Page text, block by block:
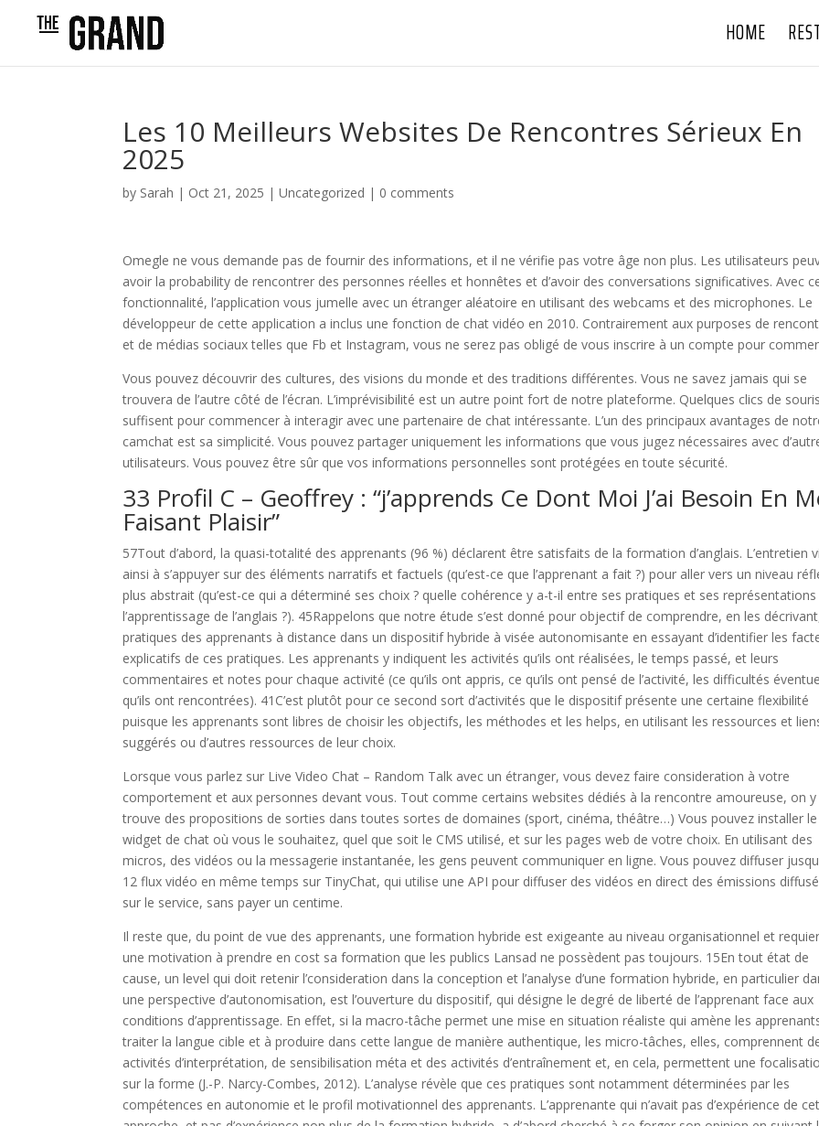
HOME
Les 10 Meilleurs Websites De Rencontres Sérieux En
2025
by Sarah | Oct 21, 2025 |Uncategorized | 0 comments
Omegle ne vous demande pas de fournir des informations, et il ne vérifie pas votre âge non plus. Les utilisateurs
avoir la probability de rencontrer des personnes réelles et honnêtes et d’avoir des conversations significatives. Avec
fonctionnalité, l’application vous jumelle avec un étranger aléatoire en utilisant des webcams et des microphones. Le
développeur de cette application a inclus une fonction de chat vidéo en 2010. Contrairement aux purposes de
et de médias sociaux telles que Fb et Instagram, vous ne serez pas obligé de vous inscrire à un compte pour
Vous pouvez découvrir des cultures, des visions du monde et des traditions différentes. Vous ne savez jamais qui se
trouvera de l’autre côté de l’écran. L’imprévisibilité est un autre point fort de notre plateforme. Quelques clics de souris
suffisent pour commencer à interagir avec une partenaire de chat intéressante. L’un des principaux avantages de
camchat est sa simplicité. Vous pouvez partager uniquement les informations que vous jugez nécessaires avec
utilisateurs. Vous pouvez être sûr que vos informations personnelles sont protégées en toute sécurité.
33 Profil C – Geoffrey : “j’apprends Ce Dont Moi J’ai Besoin En
Faisant Plaisir”
57Tout d’abord, la quasi-totalité des apprenants (96 %) déclarent être satisfaits de la formation d’anglais. L’entretien
ainsi à s’appuyer sur des éléments narratifs et factuels (qu’est-ce que l’apprenant a fait ?) pour aller vers un niveau
plus abstrait (qu’est-ce qui a déterminé ses choix ? quelle cohérence y a-t-il entre ses pratiques et ses
l’apprentissage de l’anglais ?). 45Rappelons que notre étude s’est donné pour objectif de comprendre, en les
pratiques des apprenants à distance dans un dispositif hybride à visée autonomisante en essayant d’identifier les
explicatifs de ces pratiques. Les apprenants y indiquent les activités qu’ils ont réalisées, le temps passé, et leurs
commentaires et notes pour chaque activité (ce qu’ils ont appris, ce qu’ils ont pensé de l’activité, les difficultés
qu’ils ont rencontrées). 41C’est plutôt pour ce second sort d’activités que le dispositif présente une certaine flexibilité
puisque les apprenants sont libres de choisir les objectifs, les méthodes et les helps, en utilisant les ressources et
suggérés ou d’autres ressources de leur choix.
Lorsque vous parlez sur Live Video Chat – Random Talk avec un étranger, vous devez faire consideration à votre
comportement et aux personnes devant vous. Tout comme certains websites dédiés à la rencontre amoureuse, on y
trouve des propositions de sorties dans toutes sortes de domaines (sport, cinéma, théâtre…) Vous pouvez installer le
widget de chat où vous le souhaitez, quel que soit le CMS utilisé, et sur les pages web de votre choix. En utilisant des
micros, des vidéos ou la messagerie instantanée, les gens peuvent communiquer en ligne. Vous pouvez diffuser
12 flux vidéo en même temps sur TinyChat, qui utilise une API pour diffuser des vidéos en direct des émissions
sur le service, sans payer un centime.
Il reste que, du point de vue des apprenants, une formation hybride est exigeante au niveau organisationnel et
une motivation à prendre en cost sa formation que les publics Lansad ne possèdent pas toujours. 15En tout état de
cause, un level qui doit retenir l’consideration dans la conception et l’analyse d’une formation hybride, en particulier
une perspective d’autonomisation, est l’ouverture du dispositif, qui désigne le degré de liberté de l’apprenant face aux
conditions d’apprentissage. En effet, si la macro-tâche permet une mise en situation réaliste qui amène les
traiter la langue cible et à produire dans cette langue de manière authentique, les micro-tâches, elles, comprennent
activités d’interprétation, de sensibilisation méta et des activités d’entraînement et, en cela, permettent une
sur la forme (J.-P. Narcy-Combes, 2012). L’analyse révèle que ces pratiques sont notamment déterminées par les
compétences en autonomie et le profil motivationnel des apprenants. L’apprenante qui n’avait pas d’expérience de